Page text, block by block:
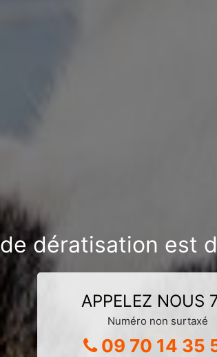
dératisation est
APPELEZ NOUS
Numéro non surtaxé
09 70 14 35